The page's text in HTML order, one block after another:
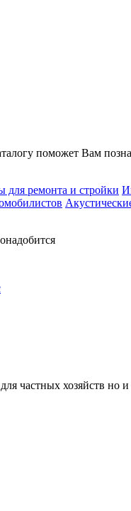
поможет Вам
для ремонта и стройки
частных хозяйств но